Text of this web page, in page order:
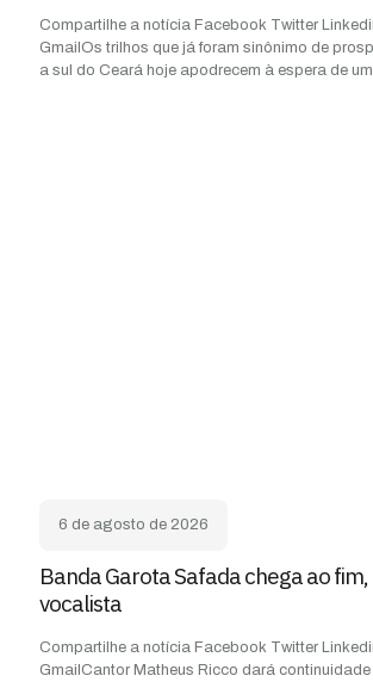
Compartilhe a notícia Facebook Twitter
GmailOs trilhos que já foram sinônimo de
a sul do Ceará hoje apodrecem à espera de
6 de agosto de 2026
Banda Garota Safada chega ao
vocalista
Compartilhe a notícia Facebook Twitter
GmailCantor Matheus Ricco dará continuidade